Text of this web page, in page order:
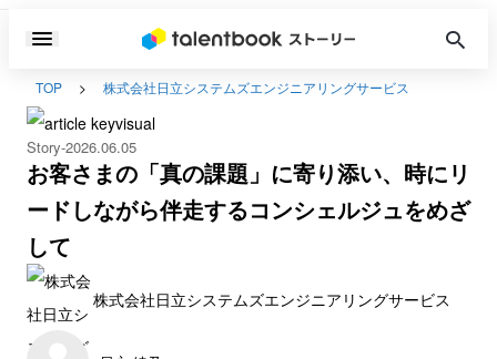
TOP 株式会社日立システムズエンジニアリングサービス
Story 2026.06.05
お客さまの「真の課題」に寄り添い、時にリ
ードしながら伴走するコンシェルジュをめざ
して
株式会社日立システムズエンジニアリングサービス